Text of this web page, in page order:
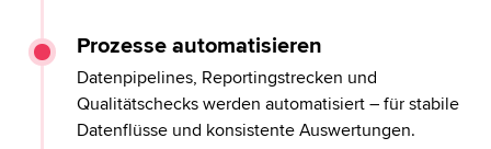
Prozesse automatisieren
Datenpipelines, Reportingstrecken und
Qualitätschecks werden automatisiert – für stabile
Datenflüsse und konsistente Auswertungen.